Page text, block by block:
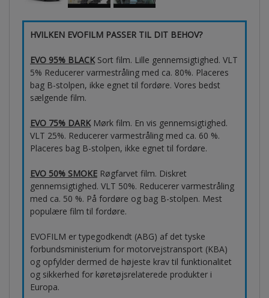
HVILKEN EVOFILM PASSER TIL DIT BEHOV?
EVO 95% BLACKSort film. Lille gennemsigtighed. VLT
5% Reducerer varmestråling med ca. 80%. Placeres
bag B-stolpen, ikke egnet til fordøre. Vores bedst
sælgende film.
EVO 75% DARKMørk film. En vis gennemsigtighed.
VLT 25%. Reducerer varmestråling med ca. 60 %.
Placeres bag B-stolpen, ikke egnet til fordøre.
EVO 50% SMOKE Røgfarvet film. Diskret
gennemsigtighed. VLT 50%. Reducerer varmestråling
med ca. 50 %. På fordøre og bag B-stolpen. Mest
populære film til fordøre.
EVOFILM er typegodkendt (ABG) af det tyske
forbundsministerium for motorvejstransport (KBA)
og opfylder dermed de højeste krav til funktionalitet
og sikkerhed for køretøjsrelaterede produkter i
Europa.